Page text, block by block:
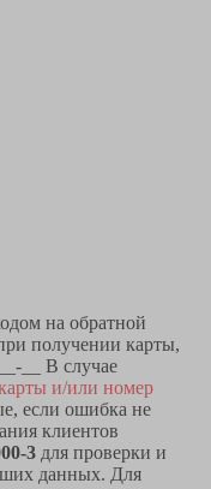
на обратной
получении карты,
__ В случае
и/или номер
если ошибка не
клиентов
3 для проверки и
данных. Для